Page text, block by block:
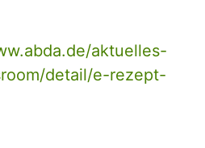
aktuelles-
detail/e-rezept-